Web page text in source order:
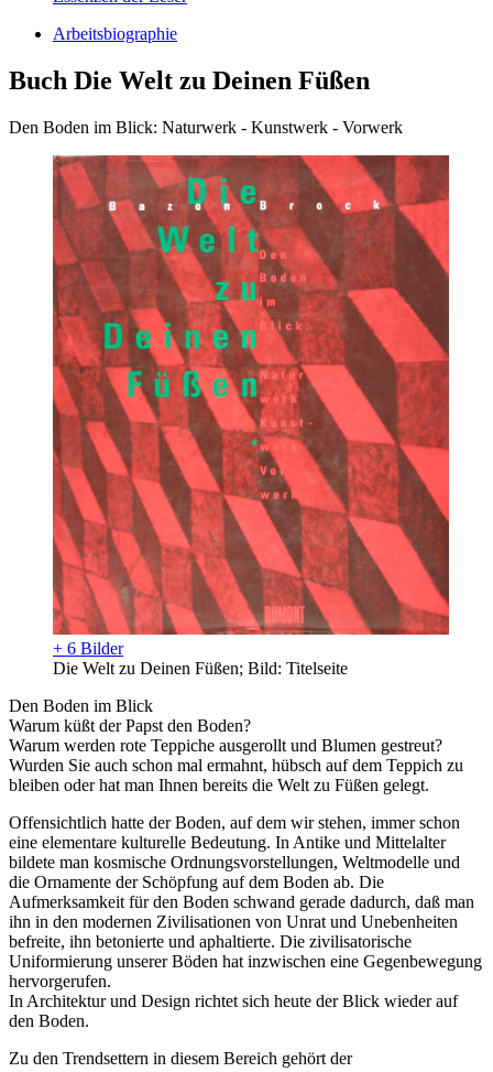
Arbeitsbiographie
Buch Die Welt zu Deinen Füßen
Den Boden im Blick: Naturwerk - Kunstwerk - Vorwerk
+ 6 Bilder
Die Welt zu Deinen Füßen; Bild: Titelseite
Den Boden im Blick
Warum küßt der Papst den Boden?
Warum werden rote Teppiche ausgerollt und Blumen gestreut?
Wurden Sie auch schon mal ermahnt, hübsch auf dem Teppich zu
bleiben oder hat man Ihnen bereits die Welt zu Füßen gelegt.
Offensichtlich hatte der Boden, auf dem wir stehen, immer schon
eine elementare kulturelle Bedeutung. In Antike und Mittelalter
bildete man kosmische Ordnungsvorstellungen, Weltmodelle und
die Ornamente der Schöpfung auf dem Boden ab. Die
Aufmerksamkeit für den Boden schwand gerade dadurch, daß man
ihn in den modernen Zivilisationen von Unrat und Unebenheiten
befreite, ihn betonierte und aphaltierte. Die zivilisatorische
Uniformierung unserer Böden hat inzwischen eine Gegenbewegung
hervorgerufen.
In Architektur und Design richtet sich heute der Blick wieder auf
den Boden.
Zu den Trendsettern in diesem Bereich gehört der